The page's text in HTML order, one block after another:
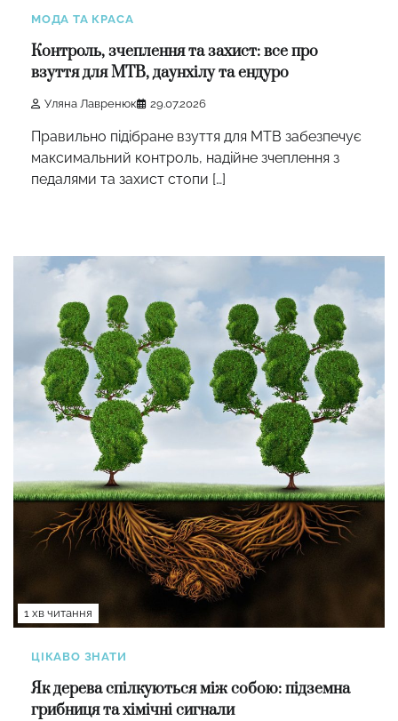
МОДА ТА КРАСА
Контроль, зчеплення та захист: все про
взуття для MTB, даунхілу та ендуро
Уляна Лавренюк 29.07.2026
Правильно підібране взуття для MTB забезпечує
максимальний контроль, надійне зчеплення з
педалями та захист стопи […]
1 хв читання
ЦІКАВО ЗНАТИ
Як дерева спілкуються між собою: підземна
грибниця та хімічні сигнали